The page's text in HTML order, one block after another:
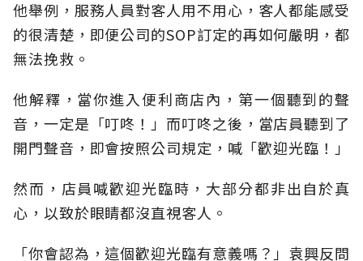
他舉例，服務人員對客人用不用心，客人都能感受
的很清楚，即便公司的SOP訂定的再如何嚴明，都
無法挽救。
他解釋，當你進入便利商店內，第一個聽到的聲
音，一定是「叮咚！」而叮咚之後，當店員聽到了
開門聲音，即會按照公司規定，喊「歡迎光臨！」
然而，店員喊歡迎光臨時，大部分都非出自於真
心，以致於眼睛都沒直視客人。
「你會認為，這個歡迎光臨有意義嗎？」袁興反問